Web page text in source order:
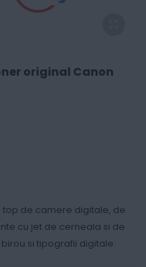
original Canon
top de camere digitale, de
cu jet de cerneala si de
si tipografii digitale.